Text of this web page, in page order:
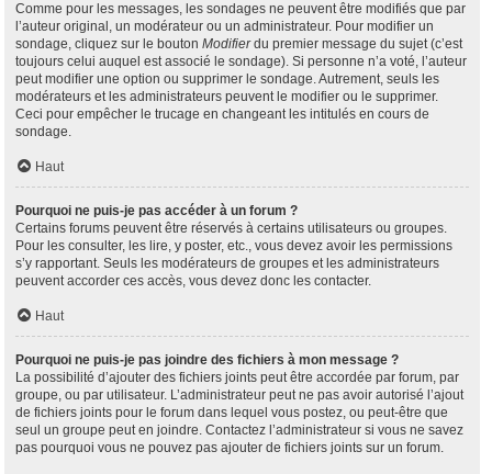
Comme pour les messages, les sondages ne peuvent être modifiés que par
l’auteur original, un modérateur ou un administrateur. Pour modifier un
sondage, cliquez sur le bouton Modifierdu premier message du sujet (c’est
toujours celui auquel est associé le sondage). Si personne n’a voté, l’auteur
peut modifier une option ou supprimer le sondage. Autrement, seuls les
modérateurs et les administrateurs peuvent le modifier ou le supprimer.
Ceci pour empêcher le trucage en changeant les intitulés en cours de
sondage.
Haut
Pourquoi ne puis-je pas accéder à un forum ?
Certains forums peuvent être réservés à certains utilisateurs ou groupes.
Pour les consulter, les lire, y poster, etc., vous devez avoir les permissions
s’y rapportant. Seuls les modérateurs de groupes et les administrateurs
peuvent accorder ces accès, vous devez donc les contacter.
Haut
Pourquoi ne puis-je pas joindre des fichiers à mon message ?
La possibilité d’ajouter des fichiers joints peut être accordée par forum, par
groupe, ou par utilisateur. L’administrateur peut ne pas avoir autorisé l’ajout
de fichiers joints pour le forum dans lequel vous postez, ou peut-être que
seul un groupe peut en joindre. Contactez l’administrateur si vous ne savez
pas pourquoi vous ne pouvez pas ajouter de fichiers joints sur un forum.